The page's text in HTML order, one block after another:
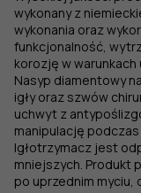
wykonany z
wykonania oraz
funkcjonalność,
korozję w
Nasyp diamentowy
igły oraz szwów
uchwyt z
manipulację
Igłotrzymacz jest
mniejszych. Produkt
po uprzednim myciu,